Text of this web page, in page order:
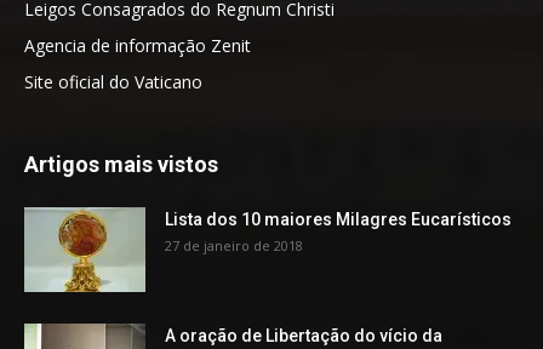
Leigos Consagrados do Regnum Christi
Agencia de informação Zenit
Site oficial do Vaticano
Artigos mais vistos
Lista dos 10 maiores Milagres Eucarísticos
27 de janeiro de 2018
A oração de Libertação do vício da